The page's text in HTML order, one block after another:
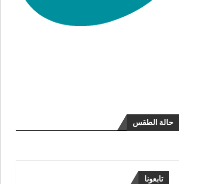
حالة الطقس
تابعونا